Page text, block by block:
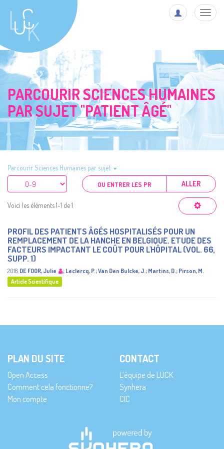
PARCOURIR SCIENCES HUMAINES
PAR SUJET "PATIENT ÂGÉ"
Parcourir Sciences Humaines par sujet
ALLER
Voici les éléments 1-1 de 1
PROFIL DES PATIENTS ÂGÉS HOSPITALISÉS POUR UN
REMPLACEMENT DE LA HANCHE EN BELGIQUE. ETUDE DES
FACTEURS IMPACTANT LE COÛT POUR L'HÔPITAL (VOL. 66,
SUPP. 1)
2018, DE FOOR, Julie ; Leclercq, P.;Van Den Bulcke, J.; Martins, D.; Pirson, M.
Article Scientifique
PLAN DU SITE
Open Access
Comment cela fonctionne?
Mon compte
CONTACT
L’équipe de LUCK
Synhera
CIC